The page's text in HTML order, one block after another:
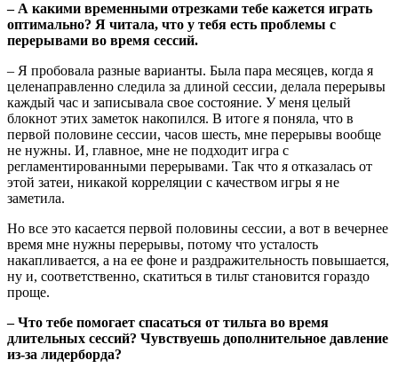
– А какими временными отрезками тебе кажется играть
оптимально? Я читала, что у тебя есть проблемы с
перерывами во время сессий.
– Я пробовала разные варианты. Была пара месяцев, когда я
целенаправленно следила за длиной сессии, делала перерывы
каждый час и записывала свое состояние. У меня целый
блокнот этих заметок накопился. В итоге я поняла, что в
первой половине сессии, часов шесть, мне перерывы вообще
не нужны. И, главное, мне не подходит игра с
регламентированными перерывами. Так что я отказалась от
этой затеи, никакой корреляции с качеством игры я не
заметила.
Но все это касается первой половины сессии, а вот в вечернее
время мне нужны перерывы, потому что усталость
накапливается, а на ее фоне и раздражительность повышается,
ну и, соответственно, скатиться в тильт становится гораздо
проще.
– Что тебе помогает спасаться от тильта во время
длительных сессий? Чувствуешь дополнительное давление
из-за лидерборда?